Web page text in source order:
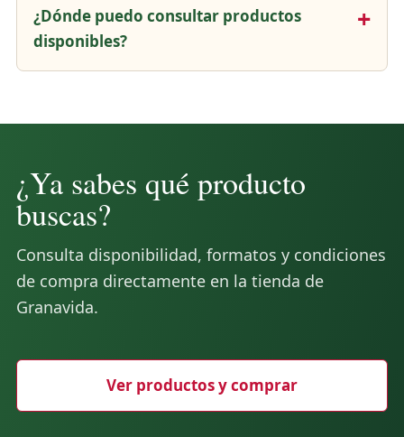
¿Dónde puedo consultar productos
disponibles?
¿Ya sabes qué producto
buscas?
Consulta disponibilidad, formatos y condiciones
de compra directamente en la tienda de
Granavida.
Ver productos y comprar